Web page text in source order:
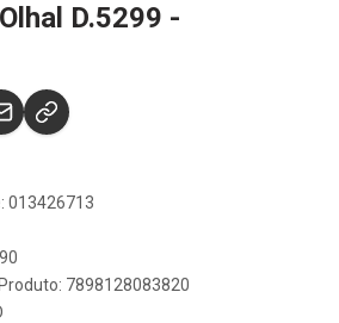
D.5299 -
013426713
7898128083820